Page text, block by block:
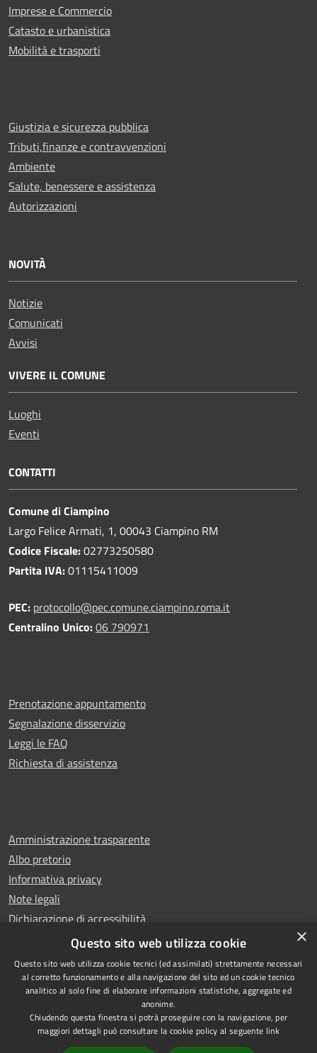
Imprese e Commercio
Catasto e urbanistica
Mobilità e trasporti
Giustizia e sicurezza pubblica
Tributi,finanze e contravvenzioni
Ambiente
Salute, benessere e assistenza
Autorizzazioni
NOVITÀ
Notizie
Comunicati
Avvisi
VIVERE IL COMUNE
Luoghi
Eventi
CONTATTI
Comune di Ciampino
Largo Felice Armati, 1, 00043 Ciampino RM
Codice Fiscale:02773250580
Partita IVA:01115411009
PEC: protocollo@pec.comune.ciampino.roma.it
Centralino Unico:06 790971
Prenotazione appuntamento
Segnalazione disservizio
Leggi le FAQ
Richiesta di assistenza
Amministrazione trasparente
Albo pretorio
Informativa privacy
Note legali
Dichiarazione di accessibilità
Whistleblowing
Accessibilità
di Ciampino
Powered byMunicipium
×
Questo sito web utilizza cookie
Questo sito web utilizza cookie tecnici (ed assimilati) strettamente necessari
al corretto funzionamento e alla navigazione del sito ed un cookie tecnico
analitico al solo fine di elaborare informazioni statistiche, aggregate ed
anonime.
Chiudendo questa finestra si potrà proseguire con la navigazione, per
maggiori dettagli può consultare la cookie policy al seguente link